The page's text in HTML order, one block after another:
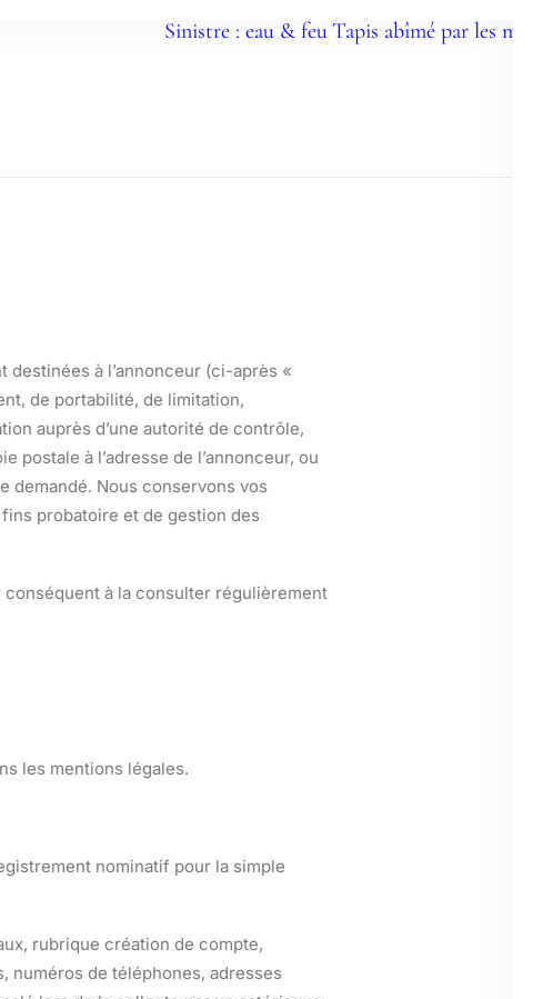
Sinistre : eau & feuTapis abîmé par les
à l’annonceur (ci-après «
de portabilité, de limitation,
auprès d’une autorité de contrôle,
postale à l’adresse de l’annonceur, ou
demandé. Nous conservons vos
probatoire et de gestion des
à la consulter régulièrement
les mentions légales.
nominatif pour la simple
rubrique création de compte,
numéros de téléphones, adresses